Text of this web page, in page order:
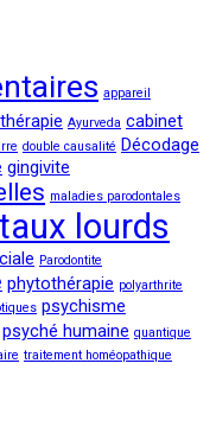
appareil
Ayurveda cabinet
double causalité Décodage
gingivite
maladies parodontales
lourds
Parodontite
phytothérapie polyarthrite
psychisme
psyché humaine quantique
traitement homéopathique